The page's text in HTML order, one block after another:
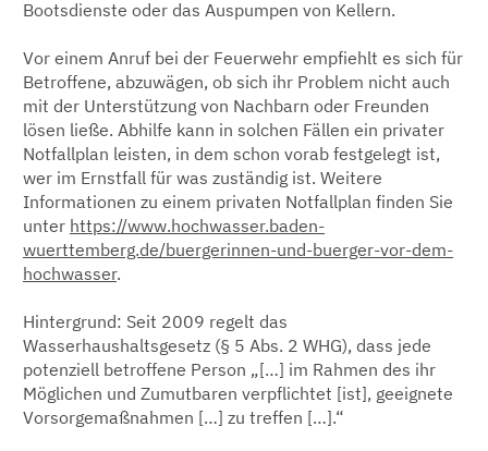
Bootsdienste oder das Auspumpen von Kellern.
Vor einem Anruf bei der Feuerwehr empfiehlt es sich für
Betroffene, abzuwägen, ob sich ihr Problem nicht auch
mit der Unterstützung von Nachbarn oder Freunden
lösen ließe. Abhilfe kann in solchen Fällen ein privater
Notfallplan leisten, in dem schon vorab festgelegt ist,
wer im Ernstfall für was zuständig ist. Weitere
Informationen zu einem privaten Notfallplan finden Sie
unter https://www.hochwasser.baden-
wuerttemberg.de/buergerinnen-und-buerger-vor-dem-
hochwasser.
Hintergrund: Seit 2009 regelt das
Wasserhaushaltsgesetz (§ 5 Abs. 2 WHG), dass jede
potenziell betroffene Person „[…] im Rahmen des ihr
Möglichen und Zumutbaren verpflichtet [ist], geeignete
Vorsorgemaßnahmen […] zu treffen […].“